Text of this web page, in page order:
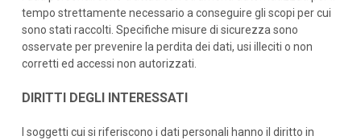
tempo strettamente necessario a conseguire gli scopi per cui
sono stati raccolti. Specifiche misure di sicurezza sono
osservate per prevenire la perdita dei dati, usi illeciti o non
corretti ed accessi non autorizzati.
DIRITTI DEGLI INTERESSATI
I soggetti cui si riferiscono i dati personali hanno il diritto in